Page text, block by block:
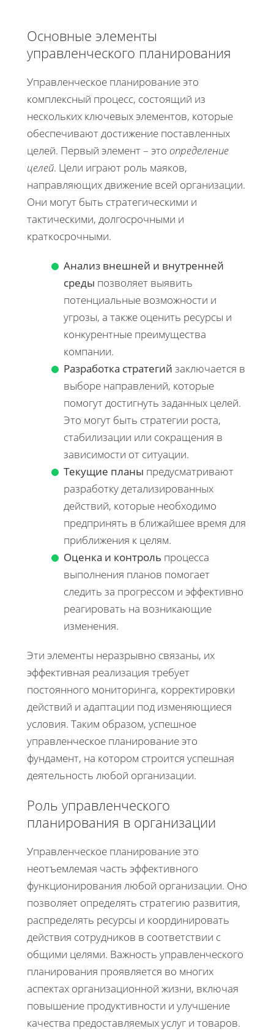
Основные элементы
управленческого планирования
Управленческое планирование это
комплексный процесс, состоящий из
нескольких ключевых элементов, которые
обеспечивают достижение поставленных
целей. Первый элемент – это определение
целей. Цели играют роль маяков,
направляющих движение всей организации.
Они могут быть стратегическими и
тактическими, долгосрочными и
краткосрочными.
Анализ внешней и внутренней
среды позволяет выявить
потенциальные возможности и
угрозы, а также оценить ресурсы и
конкурентные преимущества
компании.
Разработка стратегий заключается в
выборе направлений, которые
помогут достигнуть заданных целей.
Это могут быть стратегии роста,
стабилизации или сокращения в
зависимости от ситуации.
Текущие планы предусматривают
разработку детализированных
действий, которые необходимо
предпринять в ближайшее время для
приближения к целям.
Оценка и контроль процесса
выполнения планов помогает
следить за прогрессом и эффективно
реагировать на возникающие
изменения.
Эти элементы неразрывно связаны, их
эффективная реализация требует
постоянного мониторинга, корректировки
действий и адаптации под изменяющиеся
условия. Таким образом, успешное
управленческое планирование это
фундамент, на котором строится успешная
деятельность любой организации.
Роль управленческого
планирования в организации
Управленческое планирование это
неотъемлемая часть эффективного
функционирования любой организации. Оно
позволяет определять стратегию развития,
распределять ресурсы и координировать
действия сотрудников в соответствии с
общими целями. Важность управленческого
планирования проявляется во многих
аспектах организационной жизни, включая
повышение продуктивности и улучшение
качества предоставляемых услуг и товаров.